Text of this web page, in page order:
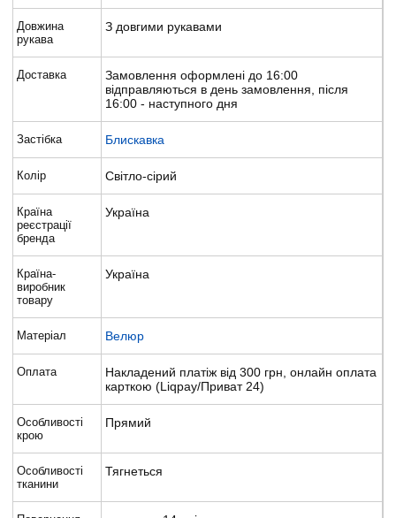
Довжина
рукава
З довгими рукавами
Доставка
Замовлення оформлені до 16:00
відправляються в день замовлення, після
16:00 - наступного дня
Застібка Блискавка
Колір Світло-сірий
Країна
реєстрації
бренда
Україна
Країна-
виробник
товару
Україна
Матеріал Велюр
Оплата
Накладений платіж від 300 грн, онлайн оплата
карткою (Liqpay/Приват 24)
Особливості
крою
Прямий
Особливості
тканини
Тягнеться